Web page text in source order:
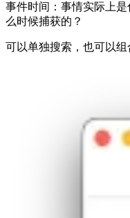
事件时间：事情实际上
么时候捕获的？
可以单独搜索，也可以组